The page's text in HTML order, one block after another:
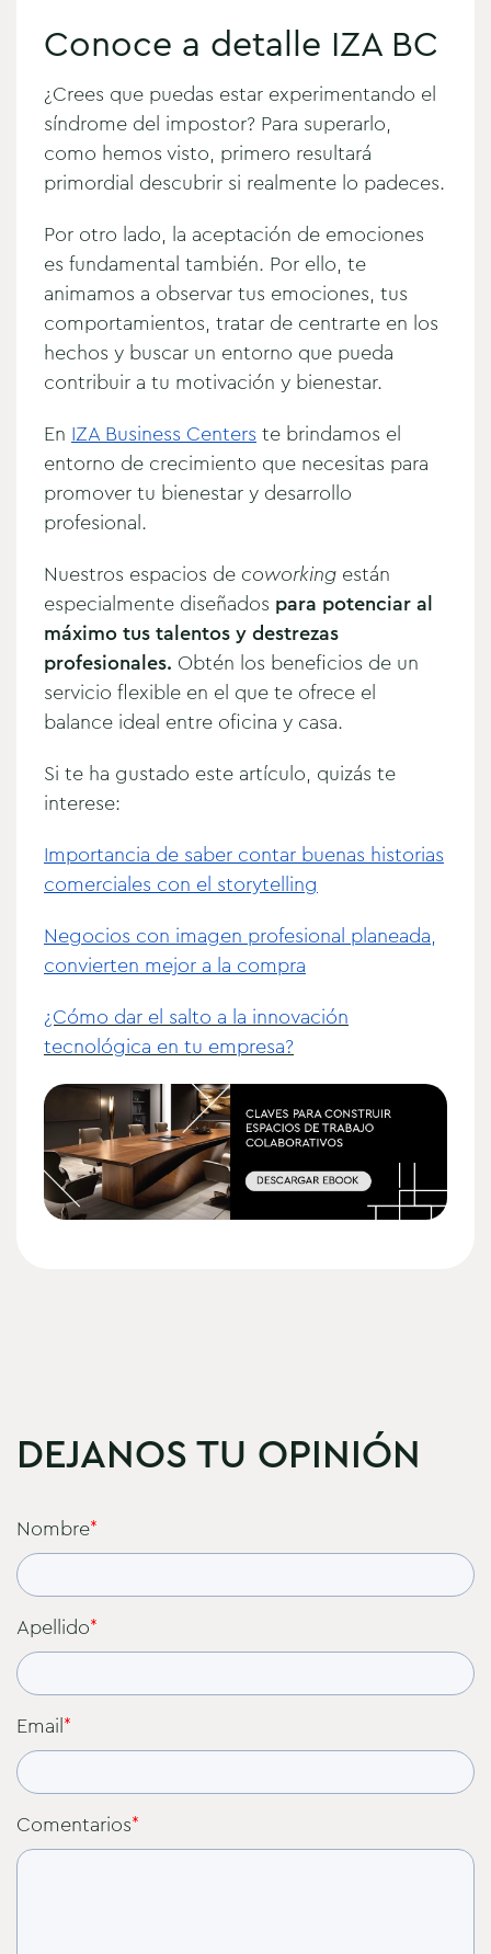
Conoce a detalle IZA BC
¿Crees que puedas estar experimentando el
síndrome del impostor? Para superarlo,
como hemos visto, primero resultará
primordial descubrir si realmente lo padeces.
Por otro lado, la aceptación de emociones
es fundamental también. Por ello, te
animamos a observar tus emociones, tus
comportamientos, tratar de centrarte en los
hechos y buscar un entorno que pueda
contribuir a tu motivación y bienestar.
En IZA Business Centerste brindamos el
entorno de crecimiento que necesitas para
promover tu bienestar y desarrollo
profesional.
Nuestros espacios de coworking están
especialmente diseñados para potenciar al
máximo tus talentos y destrezas
profesionales. Obtén los beneficios de un
servicio flexible en el que te ofrece el
balance ideal entre oficina y casa.
Si te ha gustado este artículo, quizás te
interese:
Importancia de saber contar buenas historias
comerciales con el storytelling
Negocios con imagen profesional planeada,
convierten mejor a la compra
¿Cómo dar el salto a la innovación
tecnológica en tu empresa?
DEJANOS TU OPINIÓN
Nombre*
Apellido*
Email*
Comentarios*